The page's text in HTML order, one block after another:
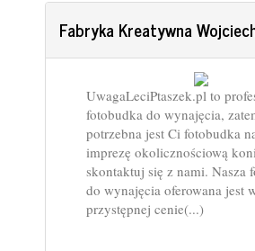
Fabryka Kreatywna
UwagaLeciPtaszek.pl to
fotobudka do wynajęcia,
potrzebna jest Ci fotobudka
imprezę okolicznościową
skontaktuj się z nami. Nasza
do wynajęcia oferowana jest
przystępnej cenie(...)